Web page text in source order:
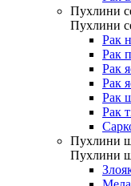
Пухлини
Пухлини
Рак
Рак
Рак
Рак
Рак
Рак
Пухлини
Пухлини